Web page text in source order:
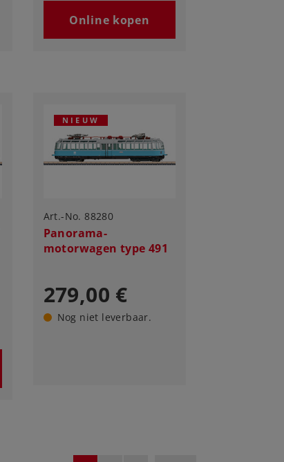
Online kopen
NIEUW
Art.-No. 88280
Panorama-
motorwagen type 491
279,00 €
Nog niet leverbaar.